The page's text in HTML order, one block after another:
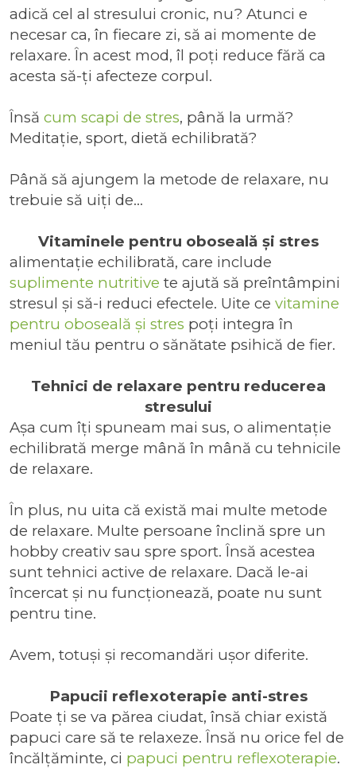
adică cel al stresului cronic, nu? Atunci e
necesar ca, în fiecare zi, să ai momente de
relaxare. În acest mod, îl poți reduce fără ca
acesta să-ți afecteze corpul.
Însă cum scapi de stres, până la urmă?
Meditație, sport, dietă echilibrată?
Până să ajungem la metode de relaxare, nu
trebuie să uiți de...
Vitaminele pentru oboseală și stres
alimentație echilibrată, care include
suplimente nutritive te ajută să preîntâmpini
stresul și să-i reduci efectele. Uite ce vitamine
pentru oboseală și stres poți integra în
meniul tău pentru o sănătate psihică de fier.
Tehnici de relaxare pentru reducerea
stresului
Așa cum îți spuneam mai sus, o alimentație
echilibrată merge mână în mână cu tehnicile
de relaxare.
În plus, nu uita că există mai multe metode
de relaxare. Multe persoane înclină spre un
hobby creativ sau spre sport. Însă acestea
sunt tehnici active de relaxare. Dacă le-ai
încercat și nu funcționează, poate nu sunt
pentru tine.
Avem, totuși și recomandări ușor diferite.
Papucii reflexoterapie anti-stres
Poate ți se va părea ciudat, însă chiar există
papuci care să te relaxeze. Însă nu orice fel de
încălțăminte, ci papuci pentru reflexoterapie.